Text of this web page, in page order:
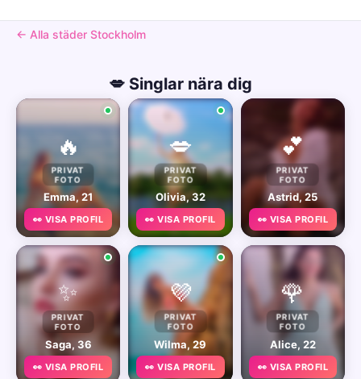
← Alla städer Stockholm
💋 Singlar nära dig
🔥
PRIVAT
FOTO
Emma, 21
👀 VISA PROFIL
💋
PRIVAT
FOTO
Olivia, 32
👀 VISA PROFIL
💕
PRIVAT
FOTO
Astrid, 25
👀 VISA PROFIL
✨
PRIVAT
FOTO
Saga, 36
👀 VISA PROFIL
💜
PRIVAT
FOTO
Wilma, 29
👀 VISA PROFIL
🌹
PRIVAT
FOTO
Alice, 22
👀 VISA PROFIL